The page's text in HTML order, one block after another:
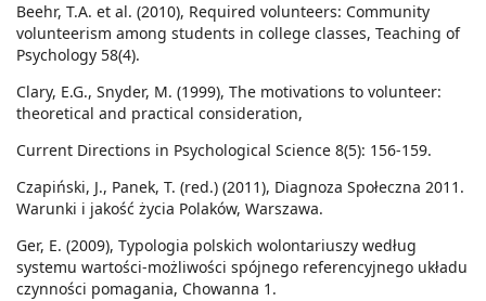
Beehr, T.A. et al. (2010), Required volunteers: Community
volunteerism among students in college classes, Teaching of
Psychology 58(4).
Clary, E.G., Snyder, M. (1999), The motivations to volunteer:
theoretical and practical consideration,
Current Directions in Psychological Science 8(5): 156-159.
Czapiński, J., Panek, T. (red.) (2011), Diagnoza Społeczna 2011.
Warunki i jakość życia Polaków, Warszawa.
Ger, E. (2009), Typologia polskich wolontariuszy według
systemu wartości-możliwości spójnego referencyjnego układu
czynności pomagania, Chowanna 1.